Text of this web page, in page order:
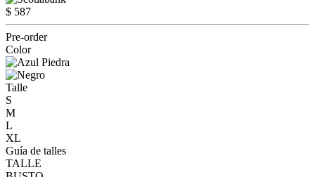
$ 587
Pre-order
Color
Talle
S
M
L
XL
Guía de talles
TALLE